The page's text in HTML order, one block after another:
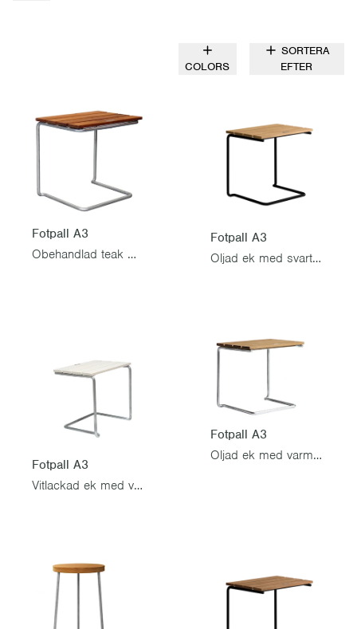
COLORS
SORTERA
EFTER
Fotpall A3
Obehandlad teak med varmförzinkat stativ
Fotpall A3
Oljad ek med svart stativ
Fotpall A3
Vitlackad ek med varmförzinkat stativ
Fotpall A3
Oljad ek med varmförzinkat stativ